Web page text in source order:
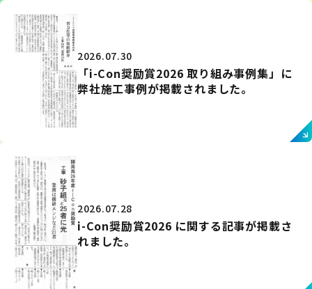
2026.07.30
「i-Con奨励賞2026 取り組み事例集」に
弊社施工事例が掲載されました。
2026.07.28
i-Con奨励賞2026 に関する記事が掲載さ
れました。